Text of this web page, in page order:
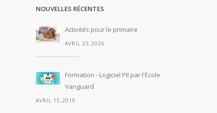
NOUVELLES RÉCENTES
Activités pour le primaire
AVRIL 25,2020
Formation - Logiciel PII par l'École
Vanguard
AVRIL 15,2019